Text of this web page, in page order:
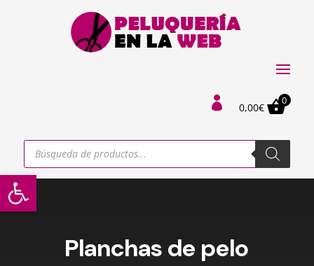
Abrir barra de herramientas
 0,00€
0
Búsqueda
productos
Planchas de pelo